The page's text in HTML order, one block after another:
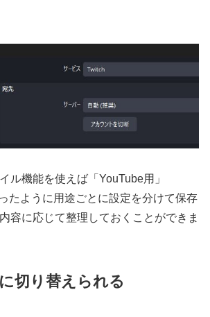
ル機能を使えば「YouTube用」
たように用途ごとに設定を分けて保存
容に応じて整理しておくことができま
切り替えられる